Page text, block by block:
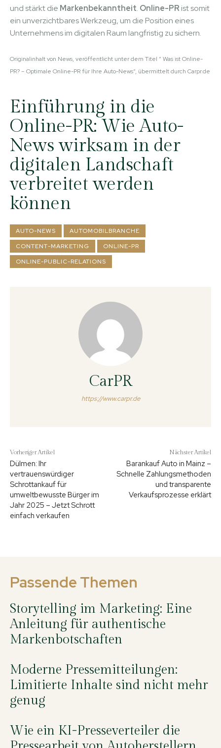
und stärkt die Markenbekanntheit. Online-PR ist somit
ein unverzichtbares Werkzeug, um die Position eines
Unternehmens im digitalen Raum langfristig zu sichern.
Originalinhalt von News, veröffentlicht unter dem Titel “ Was ist Online-
PR? – Optimale Online-PR für Ihre Auto-News“, übermittelt durch Carpr.de
Einführung in die
Online-PR: Wie Auto-
News wirksam in der
digitalen Landschaft
verbreitet werden
können
AUTO-NEWS
AUTOMOBILBRANCHE
CONTENT-MARKETING
ONLINE-PR
ONLINE-PUBLIC-RELATIONS
CarPR
https://www.carpr.de
Vorheriger Artikel
Dülmen: Ihr
vertrauenswürdiger
Schrottankauf für
umweltbewusste Bürger im
Jahr 2025 – Jetzt Schrott
einfach verkaufen
Nächster Artikel
Barankauf Auto in Mainz –
Schnelle Zahlungsmethoden
und transparente
Verkaufsprozesse erklärt
Passende Themen
Storytelling im Marketing: Eine
Anleitung für authentische
Markenbotschaften
Moderne Pressemitteilungen:
Limitierte Inhalte sind nicht mehr
genug
Wie ein KI-Presseverteiler die